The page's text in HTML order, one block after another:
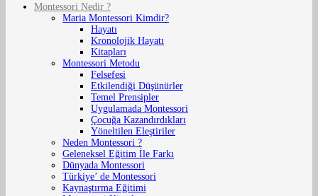
Montessori Nedir ?
Maria Montessori Kimdir?
Hayatı
Kronolojik Hayatı
Kitapları
Montessori Metodu
Felsefesi
Etkilendiği Düşünürler
Temel Prensipler
Uygulamada Montessori
Çocuğa Kazandırdıkları
Yöneltilen Eleştiriler
Neden Montessori ?
Geleneksel Eğitim İle Farkı
Dünyada Montessori
Türkiye’ de Montessori
Kaynaştırma Eğitimi